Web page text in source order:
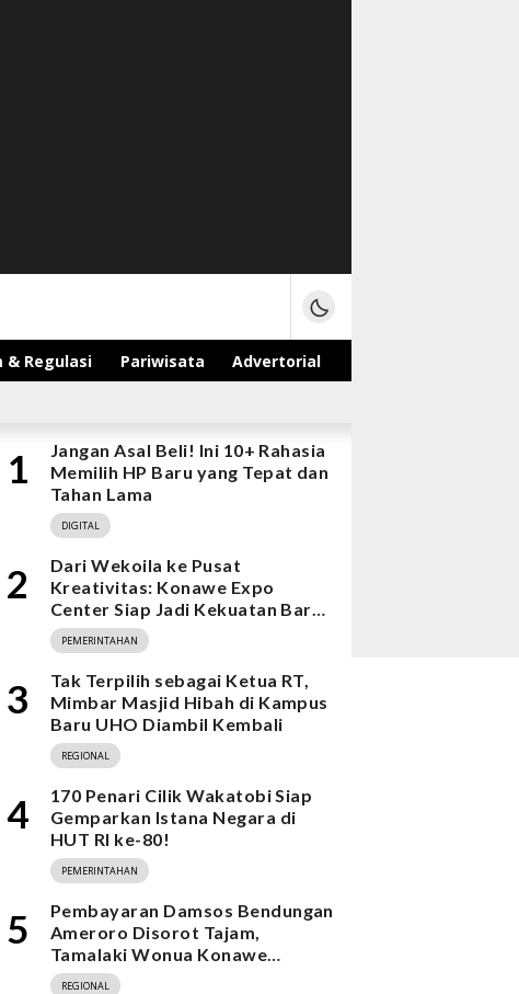
& Regulasi Pariwisata
Advertorial
1
Jangan Asal Beli! Ini 10+ Rahasia
Memilih HP Baru yang Tepat dan
Tahan Lama
DIGITAL
2
Dari Wekoila ke Pusat
Kreativitas: Konawe Expo
Center Siap Jadi Kekuatan Baru
Ekonomi
PEMERINTAHAN
3
Tak Terpilih sebagai Ketua RT,
Mimbar Masjid Hibah di Kampus
Baru UHO Diambil Kembali
REGIONAL
4
170 Penari Cilik Wakatobi Siap
Gemparkan Istana Negara di
HUT RI ke-80!
PEMERINTAHAN
5
Pembayaran Damsos Bendungan
Ameroro Disorot Tajam,
Tamalaki Wonua Konawe
Ungkap Dugaan Ketidakberesan
REGIONAL